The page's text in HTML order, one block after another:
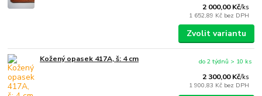
2 000,00 Kč/ks
1 652,89 Kč bez DPH
Zvolit variantu
Kožený opasek 417A, š: 4 cm
2 300,00 Kč/ks
1 900,83 Kč bez DPH
do 2 týdnů > 10 ks